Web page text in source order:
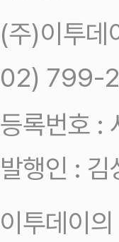
(주)이투
02) 799-
등록번호
발행인 :
이투데이